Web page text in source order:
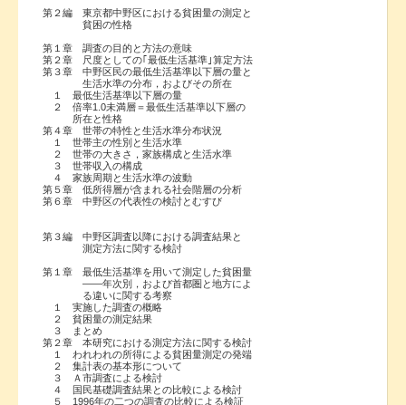
第２編 東京都中野区における貧困量の測定と
貧困の性格
第１章 調査の目的と方法の意味
第２章 尺度としての｢最低生活基準｣算定方法
第３章 中野区民の最低生活基準以下層の量と
生活水準の分布，およびその所在
１ 最低生活基準以下層の量
２ 倍率1.0未満層＝最低生活基準以下層の
所在と性格
第４章 世帯の特性と生活水準分布状況
１ 世帯主の性別と生活水準
２ 世帯の大きさ，家族構成と生活水準
３ 世帯収入の構成
４ 家族周期と生活水準の波動
第５章 低所得層が含まれる社会階層の分析
第６章 中野区の代表性の検討とむすび
第３編 中野区調査以降における調査結果と
測定方法に関する検討
第１章 最低生活基準を用いて測定した貧困量
――年次別，および首都圏と地方によ
る違いに関する考察
１ 実施した調査の概略
２ 貧困量の測定結果
３ まとめ
第２章 本研究における測定方法に関する検討
１ われわれの所得による貧困量測定の発端
２ 集計表の基本形について
３ Ａ市調査による検討
４ 国民基礎調査結果との比較による検討
５ 1996年の二つの調査の比較による検証